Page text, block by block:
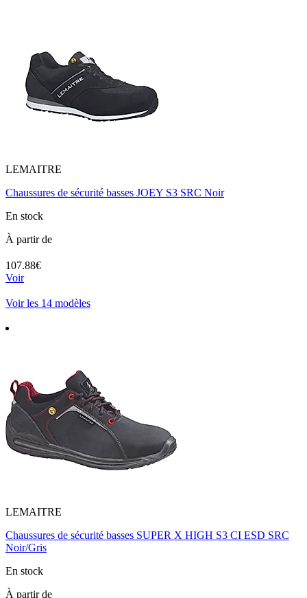
LEMAITRE
Chaussures de sécurité basses JOEY S3 SRC Noir
En stock
À partir de
107.88€
Voir
Voir les 14 modèles
LEMAITRE
Chaussures de sécurité basses SUPER X HIGH S3 CI ESD SRC
Noir/Gris
En stock
À partir de